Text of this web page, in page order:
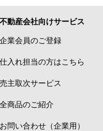
不動産会社向けサービス
企業会員のご登録
仕入れ担当の方はこちら
売主取次サービス
全商品のご紹介
お問い合わせ（企業用）